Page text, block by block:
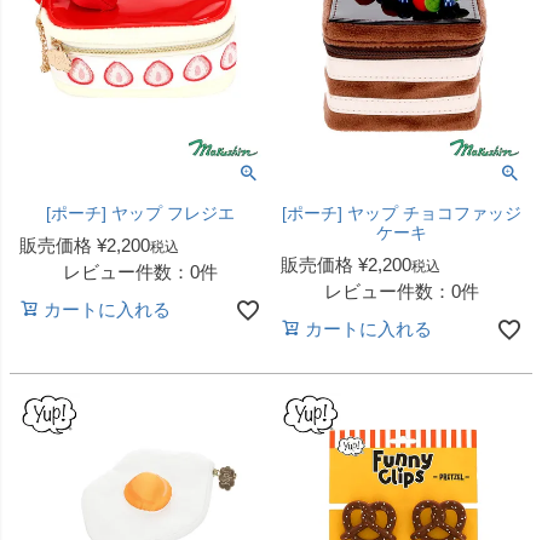
[ポーチ] ヤップ フレジエ
販売価格 ¥2,200税込
レビュー件数：0件
カートに入れる
[ポーチ] ヤップ チョコファッジ
ケーキ
販売価格 ¥2,200税込
レビュー件数：0件
カートに入れる